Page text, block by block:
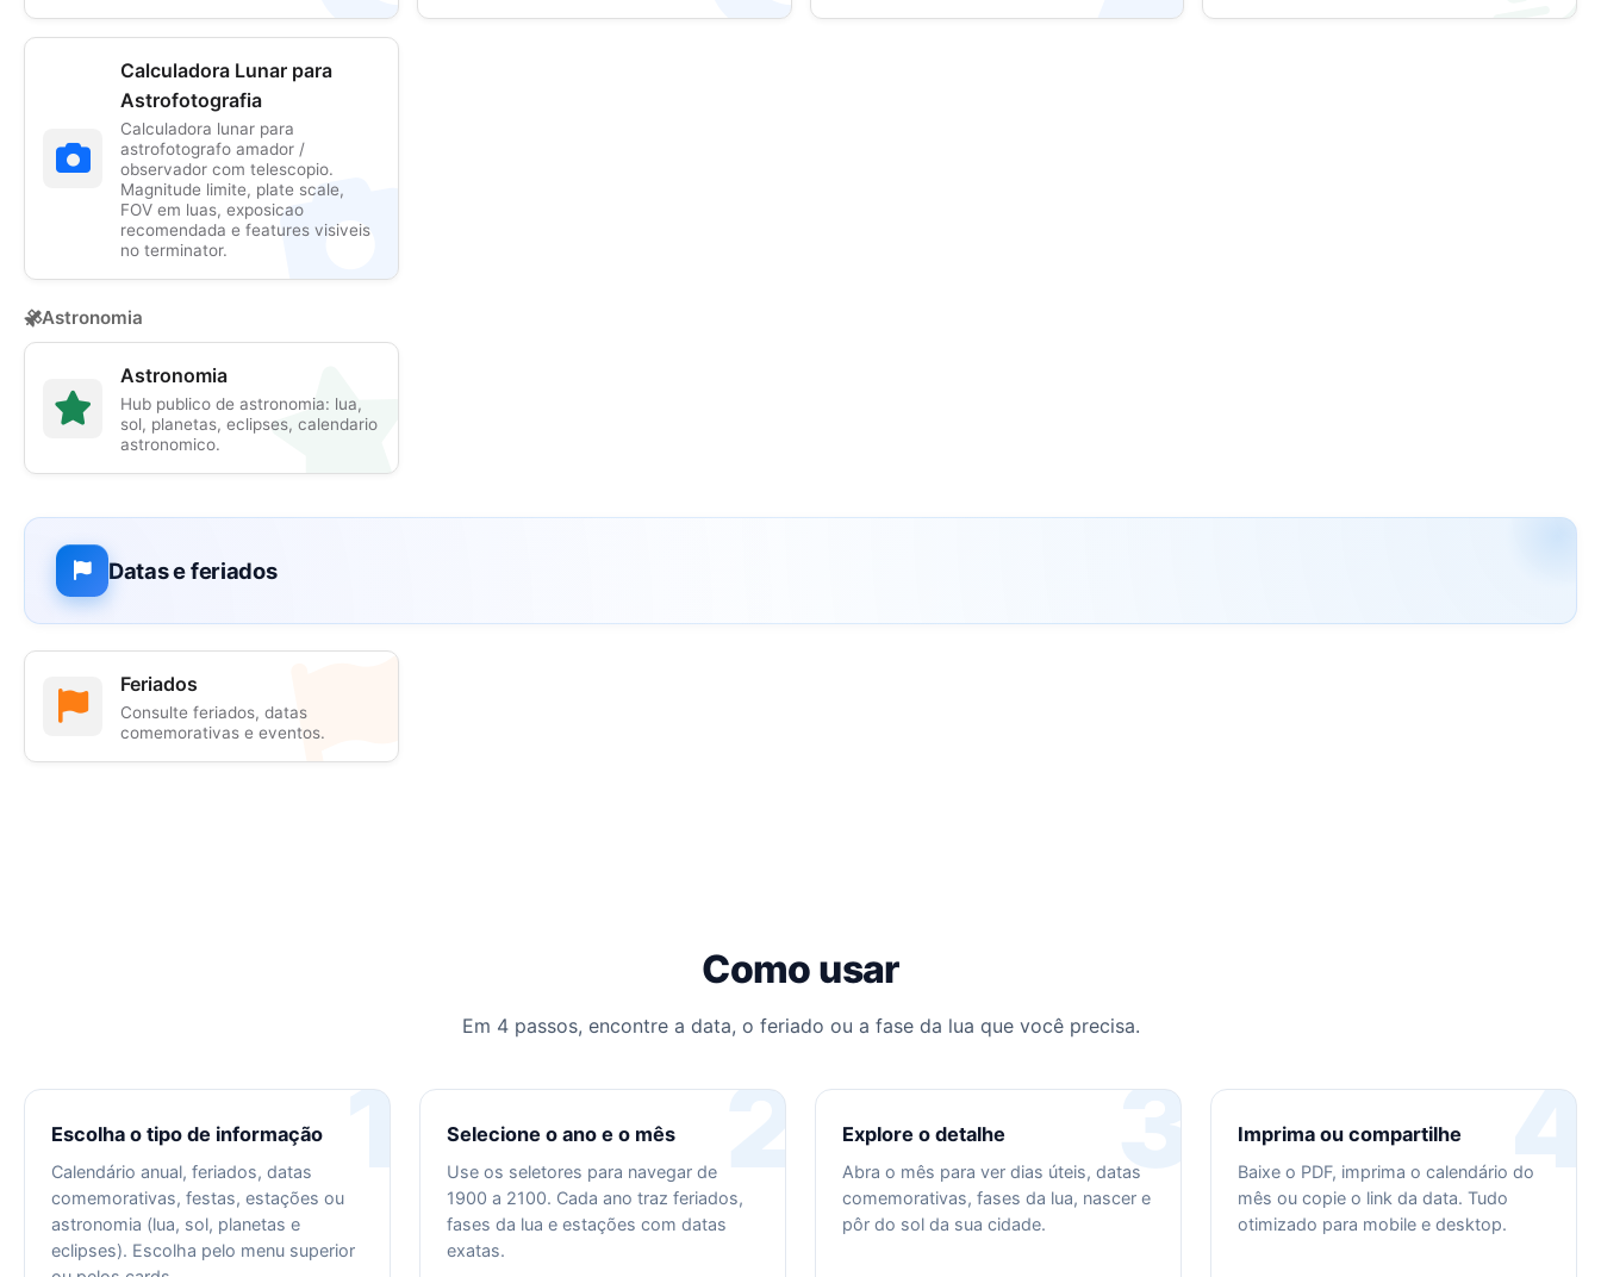
Calculadora Lunar para
Astrofotografia
Calculadora lunar para
astrofotografo amador /
observador com telescopio.
Magnitude limite, plate scale,
FOV em luas, exposicao
recomendada e features visiveis
no terminator.
Astronomia
Astronomia
Hub publico de astronomia: lua,
sol, planetas, eclipses, calendario
astronomico.
Datas e feriados
Feriados
Consulte feriados, datas
comemorativas e eventos.
Como usar
Em 4 passos, encontre a data, o feriado ou a fase da lua que você precisa.
1
Escolha o tipo de informação
Calendário anual, feriados, datas
comemorativas, festas, estações ou
astronomia (lua, sol, planetas e
eclipses). Escolha pelo menu superior
2
Selecione o ano e o mês
Use os seletores para navegar de
1900 a 2100. Cada ano traz feriados,
fases da lua e estações com datas
exatas.
3
Explore o detalhe
Abra o mês para ver dias úteis, datas
comemorativas, fases da lua, nascer e
pôr do sol da sua cidade.
4
Imprima ou compartilhe
Baixe o PDF, imprima o calendário do
mês ou copie o link da data. Tudo
otimizado para mobile e desktop.